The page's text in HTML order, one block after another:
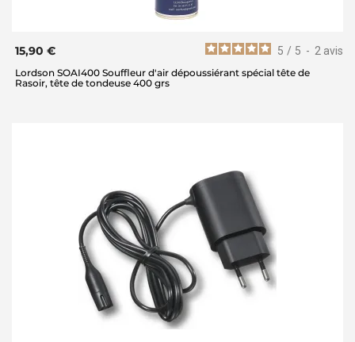
5 / 5 - 2 avis
15,90 €
Lordson SOAI400 Souffleur d'air dépoussiérant spécial tête de
Rasoir, tête de tondeuse 400 grs